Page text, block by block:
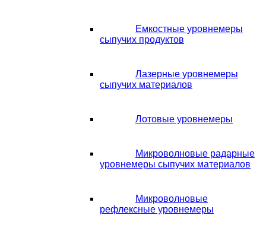
Емкостные уровнемеры
сыпучих продуктов
Лазерные уровнемеры
сыпучих материалов
Лотовые уровнемеры
Микроволновые радарные
уровнемеры сыпучих материалов
Микроволновые
рефлексные уровнемеры